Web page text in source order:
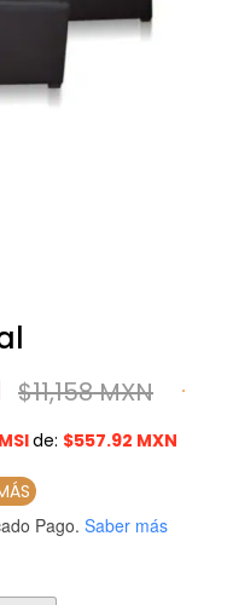
$11,158 MXN
de: $557.92 MXN
Pago. Saber más